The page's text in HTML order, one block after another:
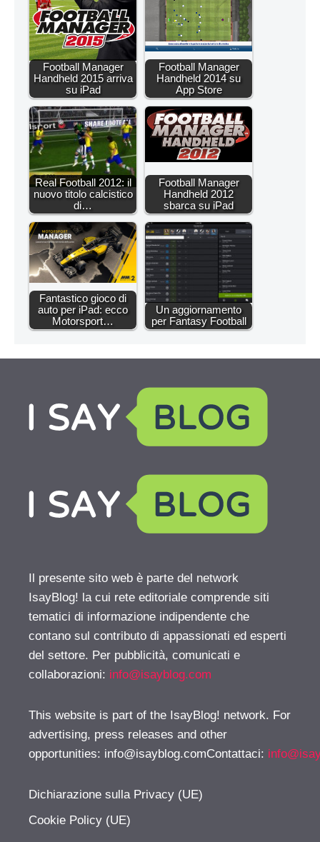
Football Manager
Handheld 2015 arriva
su iPad
Football Manager
Handheld 2014 su
App Store
Real Football 2012: il
nuovo titolo calcistico
di…
Football Manager
Handheld 2012
sbarca su iPad
Fantastico gioco di
auto per iPad: ecco
Motorsport…
Un aggiornamento
per Fantasy Football
Il presente sito web è parte del network
IsayBlog! la cui rete editoriale comprende siti
tematici di informazione indipendente che
contano sul contributo di appassionati ed esperti
del settore. Per pubblicità, comunicati e
collaborazioni: info@isayblog.com
This website is part of the IsayBlog! network. For
advertising, press releases and other
opportunities: info@isayblog.comContattaci:
Dichiarazione sulla Privacy (UE)
Cookie Policy (UE)